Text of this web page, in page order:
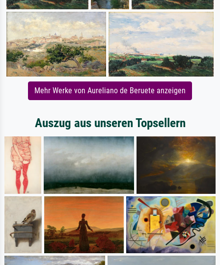
Mehr Werke von Aureliano de Beruete anzeigen
Auszug aus unseren Topsellern